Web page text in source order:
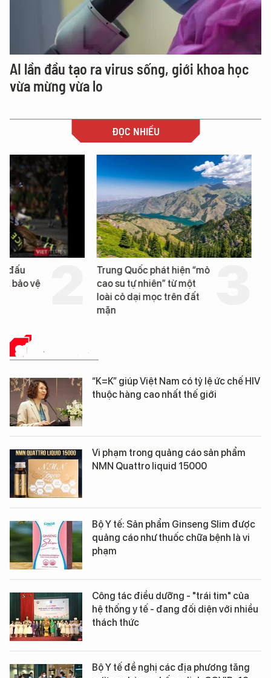
AI lần đầu tạo ra virus sống, giới khoa học
vừa mừng vừa lo
ĐỌC NHIỀU
Trung Quốc phát hiện “mỏ
cao su tự nhiên” từ một
loài cỏ dại mọc trên đất
Loạt dự án bất động
Đà Nẵng sắp bị kiểm
SỨC KHỎE 24H
“K=K” giúp Việt Nam có tỷ lệ ức chế HIV
thuộc hàng cao nhất thế giới
Vi phạm trong quảng cáo sản phẩm
NMN Quattro liquid 15000
Bộ Y tế: Sản phẩm Ginseng Slim được
quảng cáo như thuốc chữa bệnh là vi
phạm
Công tác điều dưỡng - "trái tim" của
hệ thống y tế - đang đối diện với nhiều
thách thức
Bộ Y tế đề nghị các địa phương tăng